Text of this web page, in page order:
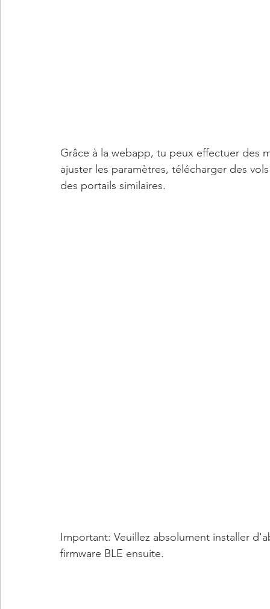
Grâce à la webapp, tu peux effectuer des
ajuster les paramètres, télécharger des
des portails similaires.
Important: Veuillez absolument installer
firmware BLE ensuite.